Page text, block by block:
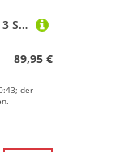
Teva Damen Hurricane XLT 3 Sandale
89,95 €
der